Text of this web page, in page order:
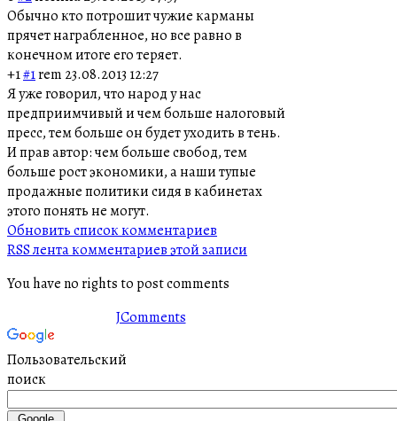
Обычно кто потрошит чужие карманы
прячет награбленное, но все равно в
конечном итоге его теряет.
+1#1rem 23.08.2013 12:27
Я уже говорил, что народ у нас
предприимчивый и чем больше налоговый
пресс, тем больше он будет уходить в тень.
И прав автор: чем больше свобод, тем
больше рост экономики, а наши тупые
продажные политики сидя в кабинетах
этого понять не могут.
Обновить список комментариев
RSS лента комментариев этой записи
You have no rights to post comments
JComments
Пользовательский
поиск